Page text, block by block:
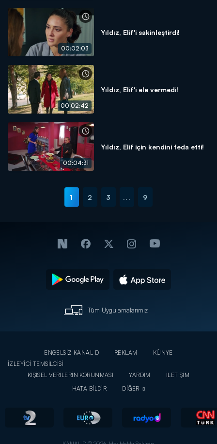
00:02:03
Yıldız, Elif'i sakinleştirdi!
00:02:42
Yıldız, Elif'i ele vermedi!
00:04:31
Yıldız, Elif için kendini feda etti!
1 2 3 ... 9
Tüm Uygulamalarımız
ENGELSİZ KANAL D REKLAM
KÜNYE
İZLEYİCİ TEMSİLCİSİ
KİŞİSEL VERİLERİN KORUNMASI
YARDIM
İLETİŞİM
HATA BİLDİR
DİĞER